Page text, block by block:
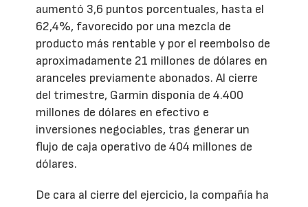
aumentó 3,6 puntos porcentuales, hasta el
62,4%, favorecido por una mezcla de
producto más rentable y por el reembolso de
aproximadamente 21 millones de dólares en
aranceles previamente abonados. Al cierre
del trimestre, Garmin disponía de 4.400
millones de dólares en efectivo e
inversiones negociables, tras generar un
flujo de caja operativo de 404 millones de
dólares.
De cara al cierre del ejercicio, la compañía ha